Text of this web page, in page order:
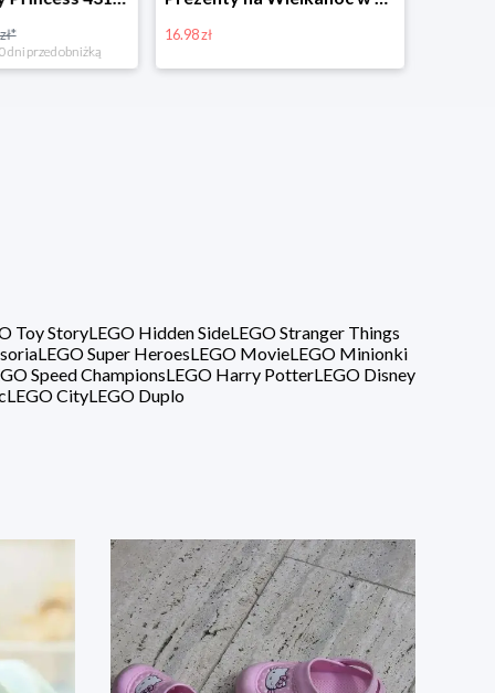
20%
Toy StoryLEGO Hidden SideLEGO Stranger Things
LEGO Super HeroesLEGO MovieLEGO Minionki
Speed ChampionsLEGO Harry PotterLEGO Disney
LEGO CityLEGO Duplo